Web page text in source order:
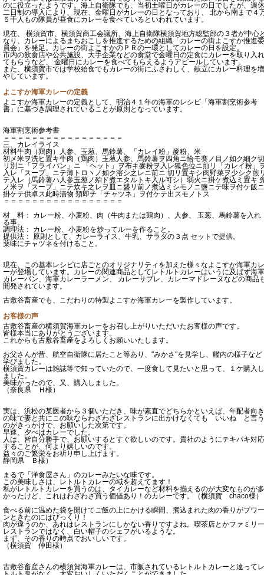
のに役立ったようです。海上自衛隊でも、当初土曜日がカレーの日でしたが、週休
二日制の導入により、現在、金曜日がカレーの日となっており、 北から南まで４
５千人もの隊員が昼食にカレーを食べているといわれています。
現在、 横須賀市、横須賀商工会議所、海上自衛隊横須賀地方総監部の３者が中心
なり、カレーによるまちおこしを推進するための組織「カレーの街よこすか推進委
員会」を発足。カレーの街よこすかのＰＲの一環としてカレーの日を設定。
市内の飲食店や公共施設、大手企業などの食堂で金曜日の定食にカレーを取り入れ
てもらうなど、 金曜日にカレーを食べてもらえるようアピールしています。
また、横須賀市では学校給食でもカレーの街にふさわしく、献立にカレー料理を増
やしています。
よこすか海軍カレーの定義
よこすか海軍カレーの定義として、明治４１年の海軍のレシピ「海軍割烹術参考
書」に基づき調理されていることが原則となっています。
海軍割烹術参考書
＝＝＝＝＝＝＝＝＝＝＝＝＝＝＝＝＝
三、カレイライス
材料牛肉（鶏肉）人参、玉葱、馬鈴薯、「カレイ粉」麥粉、米
初メ米ヲ洗ヒ置キ牛肉（鶏肉）玉葱人参、馬鈴薯ヲ四角ニ恰モ賽ノ目ノ如ク細ク切
リ別ニ「フライパン」ニ 「ヘット」ヲ布キ麥粉ヲ入レ狐色位ニ煎リ「カレイ粉」
入レ「スープ」ニテ薄トロヽノ如ク溶シ之レニ前ニ 切リ置キシ肉野菜ヲ少シク煎
テ入レ（馬鈴薯ハ人参玉葱ノ殆ド煮エタルトキ入ル可シ）弱火ニ掛ケ煮込ミ置キ
ノ米ヲ「スープ」ニテ炊キ之レヲ皿ニ盛リ前ノ煮込ミシモノニ鹽ニテ味ヲ付ケ飯ニ
掛ケテ供卓ス此時漬物 類即チ「チャツネ」ヲ付ケテ出スモノトス
＝＝＝＝＝＝＝＝＝＝＝＝＝＝＝＝＝
材 料： カレー粉、小麦粉、肉（牛肉または鶏肉）、人参、 玉葱、馬鈴薯を入れ
る事。
調理法： カレー粉、小麦粉を炒ってルーを作ること。
提供法： 原則として、カレーライス、牛乳、サラダの３点 セットで提供。
薬味にチャツネを付けること。
現在、この基本レシピに店ごとのオリジナリティを加えた様々なよこすか海軍カレ
ーが登場しています。カレーの関連商品としてレトルトカレーはいうに及ばず海軍
カレーパン、海軍カレーラーメン、 カレーサブレ、カレーマドレーヌなどの商品
開発されています。
古敷谷畜産でも、こだわりの特製よこすか海軍カレーを製作しています。
お客様の声
古敷谷畜産の横須賀海軍カレーをお召し上がりいただいたお客様の声です。
皆様本当にありがとうございます。
これからも古敷谷畜産をよろしくお願いいたします。
お父さんが昔、航空自衛隊に居たこと等あり、"みかさ"を見学し、艦内の様子など
学びました。
横須賀カレーは雑誌等で知っていたので、一度食して見たいと思って、１ケ購入し
ました。
美味かったので、又、購入しました。
（奈良県 Ｈ様）
実は、浜松の某医者から３個いただき、味が素直でどちらかといえば、年配者向き
の味で妻と共にこの味ならわざわざレストランに出かけなくても いいね と言う
のがきっかけで、お願いした次第です。
早速、夕べはカレーでした。
人は、皆自分勝手で、お願いするとすぐ欲しいのです。貴社のようにテキパキ対応
することが、何より嬉しいのです。
益々のご繁栄をお祈り申し上げます。
静岡県 Ｂ様）
まるで「洋食屋さん」のカレーみたいな味です。
この美味しさは、レトルトカレーの域を超えてます！
私がレトルトカレーを買うのは、タイカレーなど材料を揃えるのが大変なものが多
かったけど、これはわざわざ買う価値あり！のカレーです。（横須賀 chaco様）
食べる前に温めた袋を開けてご飯の上にかける瞬間、煮込まれた肉の香りがプワー
ンときたのにはびっくり！
肉が違うのか、あれはレストランにしかない香りですよね。喫茶店とかファミリー
レストランではなく、白い帽子のシェフがいるような。
まず、その香りの時点でおいしいです。
（横須賀 仲田様）
古敷谷畜産さんの横須賀海軍カレーは、市販されているレトルトカレーと違ってレ